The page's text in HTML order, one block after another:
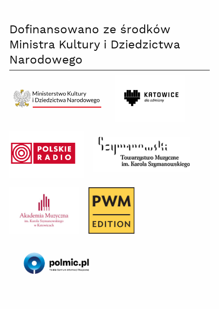
Dofinansowano ze środków
Ministra Kultury i Dziedzictwa
Narodowego
Muzyczne
im.
Karola
Szymanowskiego
Katowice